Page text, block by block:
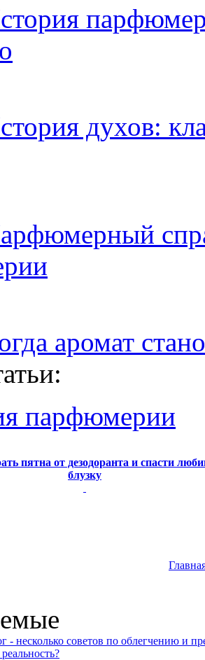
духов:
аромат
парфюмерии
пятна от дезодоранта и спасти
блузку
- несколько советов по облегчению и